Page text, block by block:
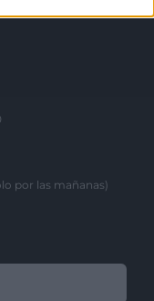
por las mañanas)